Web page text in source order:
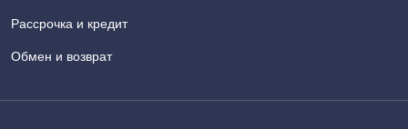
Рассрочка и кредит
Обмен и возврат